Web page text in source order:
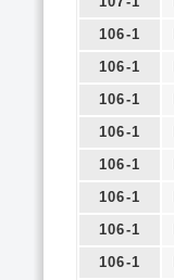
106-1
106-1
106-1
106-1
106-1
106-1
106-1
106-1